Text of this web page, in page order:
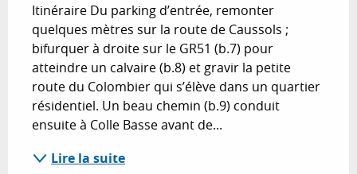
Itinéraire Du parking d’entrée, remonter
quelques mètres sur la route de Caussols ;
bifurquer à droite sur le GR51 (b.7) pour
atteindre un calvaire (b.8) et gravir la petite
route du Colombier qui s’élève dans un quartier
résidentiel. Un beau chemin (b.9) conduit
ensuite à Colle Basse avant de...
Lire la suite